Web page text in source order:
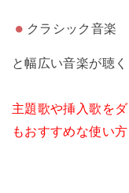
クラシック音楽
と幅広い音楽が聴
主題歌や挿入歌を
もおすすめな使い方